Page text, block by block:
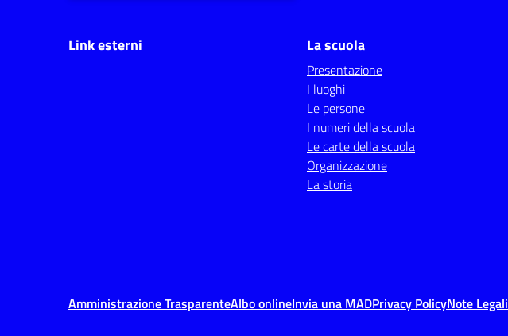
Link esterni La scuola
Presentazione
I luoghi
Le persone
I numeri della scuola
Le carte della scuola
Organizzazione
La storia
Amministrazione TrasparenteAlbo onlineInvia una MADPrivacy PolicyNote Legali